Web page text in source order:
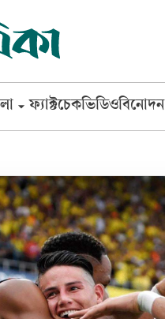
ফ্যাক্টচেকভিডিওবিনোদন